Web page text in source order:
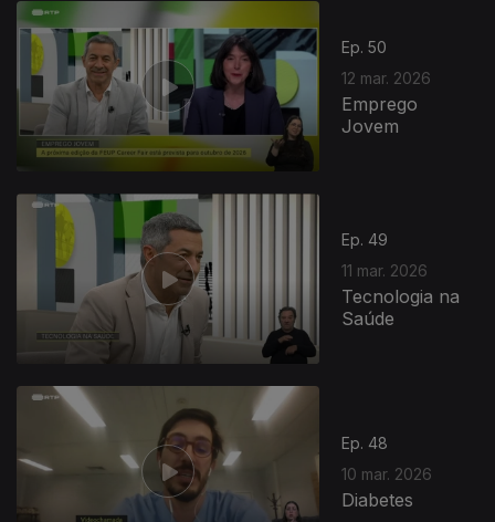
Ep. 50
12 mar. 2026
Emprego
Jovem
Ep. 49
11 mar. 2026
Tecnologia na
Saúde
Ep. 48
10 mar. 2026
Diabetes